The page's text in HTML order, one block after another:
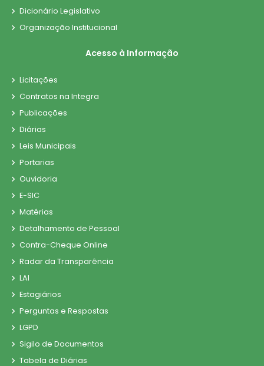
Dicionário Legislativo
Organização Institucional
Acesso à Informação
Licitações
Contratos na Integra
Publicações
Diárias
Leis Municipais
Portarias
Ouvidoria
E-SIC
Matérias
Detalhamento de Pessoal
Contra-Cheque Online
Radar da Transparência
LAI
Estagiários
Perguntas e Respostas
LGPD
Sigilo de Documentos
Tabela de Diárias